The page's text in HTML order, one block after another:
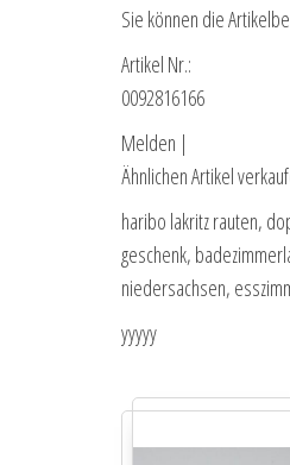
Sie können die
Artikel Nr.:
0092816166
Melden |
Ähnlichen Artikel
haribo lakritz rauten,
geschenk,
niedersachsen,
yyyyy